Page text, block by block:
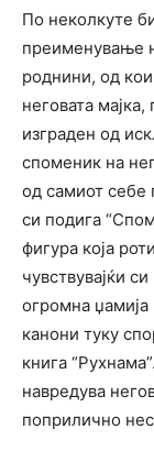
Пo неколкуте
преименување
роднини, од
неговата
изграден од
споменик на
од самиот себе
си подига
фигура која
чувствувајќи
огромна џамија
канони туку
книга
навредува
поприлично